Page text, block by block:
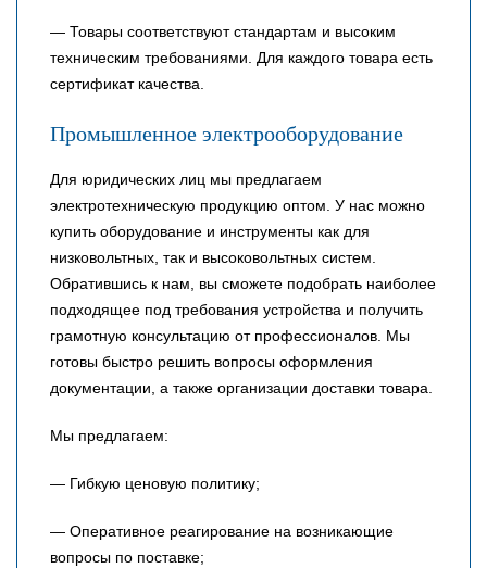
— Товары соответствуют стандартам и высоким
техническим требованиями. Для каждого товара есть
сертификат качества.
Промышленное электрооборудование
Для юридических лиц мы предлагаем
электротехническую продукцию оптом. У нас можно
купить оборудование и инструменты как для
низковольтных, так и высоковольтных систем.
Обратившись к нам, вы сможете подобрать наиболее
подходящее под требования устройства и получить
грамотную консультацию от профессионалов. Мы
готовы быстро решить вопросы оформления
документации, а также организации доставки товара.
Мы предлагаем:
— Гибкую ценовую политику;
— Оперативное реагирование на возникающие
вопросы по поставке;